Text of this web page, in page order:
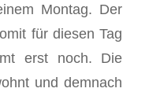
Montag. Der
für diesen Tag
erst noch. Die
und demnach